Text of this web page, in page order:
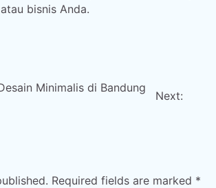
bisnis Anda.
Minimalis di Bandung
Next:
Required fields are marked *